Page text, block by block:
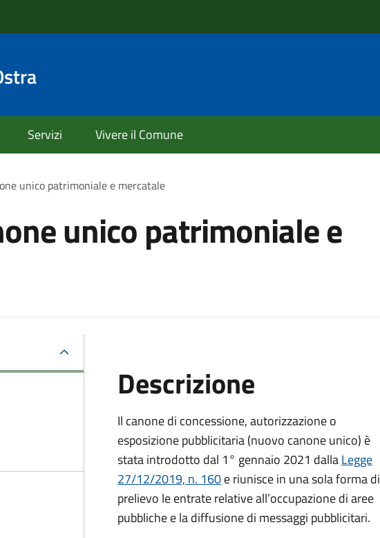
Servizi Vivere il Comune
unico patrimoniale e mercatale
unico patrimoniale e
Descrizione
Il canone di concessione, autorizzazione o
esposizione pubblicitaria (nuovo canone unico) è
stata introdotto dal 1° gennaio 2021 dallaLegge
27/12/2019, n. 160e riunisce in una sola forma di
prelievo le entrate relative all’occupazione di aree
pubbliche e la diffusione di messaggi pubblicitari.